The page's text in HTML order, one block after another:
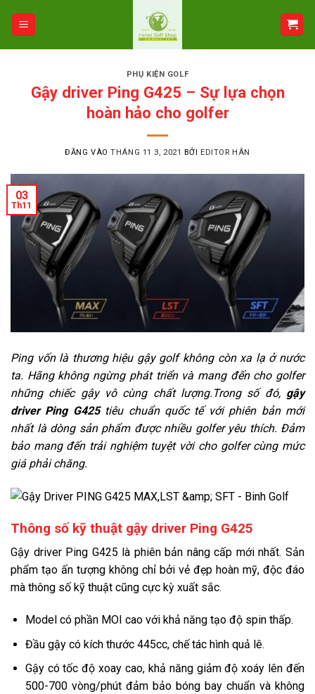
PHỤ KIỆN GOLF
Gậy driver Ping G425 – Sự lựa chọn
hoàn hảo cho golfer
ĐĂNG VÀOTHÁNG 11 3, 2021 BỞI EDITOR HÂN
03
Th11
Ping vốn là thương hiệu gậy golf không còn xa lạ ở nước
ta. Hãng không ngừng phát triển và mang đến cho golfer
những chiếc gậy vô cùng chất lượng.Trong số đó, gậy
driver Ping G425tiêu chuẩn quốc tế với phiên bản mới
nhất là dòng sản phẩm được nhiều golfer yêu thích. Đảm
bảo mang đến trải nghiệm tuyệt vời cho golfer cùng mức
giá phải chăng.
Thông số kỹ thuật gậy driver Ping G425
Gậy driver Ping G425 là phiên bản nâng cấp mới nhất. Sản
phẩm tạo ấn tượng không chỉ bởi vẻ đẹp hoàn mỹ, độc đáo
mà thông số kỹ thuật cũng cực kỳ xuất sắc.
Model có phần MOI cao với khả năng tạo độ spin thấp.
Đầu gậy có kích thước 445cc, chế tác hình quả lê.
Gậy có tốc độ xoay cao, khả năng giảm độ xoáy lên đến
500-700 vòng/phút đảm bảo bóng bay chuẩn và không